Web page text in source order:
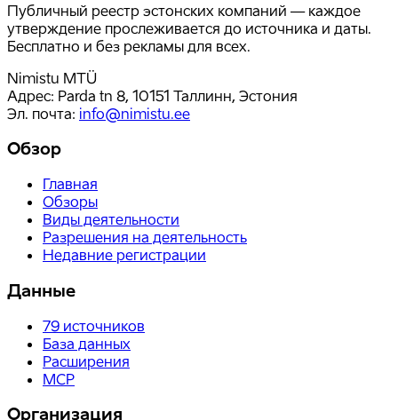
Публичный реестр эстонских компаний — каждое
утверждение прослеживается до источника и даты.
Бесплатно и без рекламы для всех.
Nimistu MTÜ
Адрес: Parda tn 8, 10151 Таллинн, Эстония
Эл. почта: info@nimistu.ee
Обзор
Главная
Обзоры
Виды деятельности
Разрешения на деятельность
Недавние регистрации
Данные
79 источников
База данных
Расширения
MCP
Организация